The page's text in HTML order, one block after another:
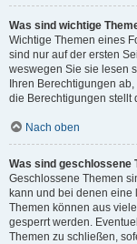
Was sind wichtige
Wichtige Themen eines
sind nur auf der ersten
weswegen Sie sie lesen
Ihren Berechtigungen
die Berechtigungen stellt
Nach oben
Was sind geschlossene
Geschlossene Themen
kann und bei denen
Themen können aus
gesperrt werden.
Themen zu schließen,